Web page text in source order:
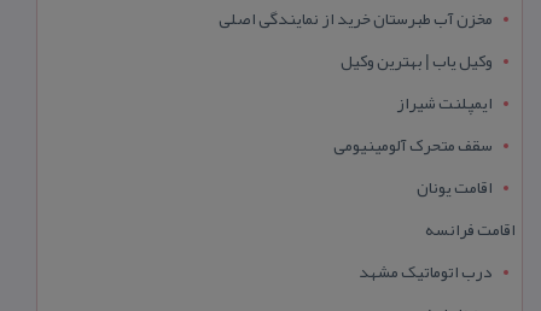
مخزن آب طبرستان خرید از نمایندگی اصلی
وکیل یاب | بهترین وکیل
ایمپلنت شیراز
سقف متحرک آلومینیومی
اقامت یونان
اقامت فرانسه
درب اتوماتیک مشهد